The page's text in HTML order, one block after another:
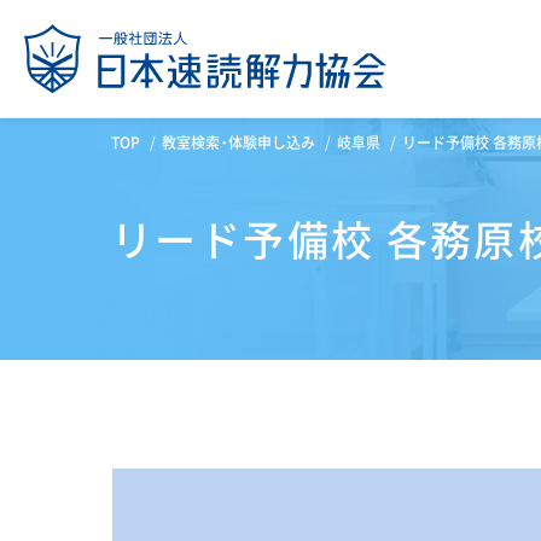
TOP 教室検索・体験申し込み 岐阜県 リード予備校 各務原
リード予備校 各務原